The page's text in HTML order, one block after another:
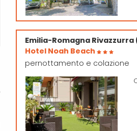
Emilia-Romagna Rivazzurra
Hotel Noah Beach
pernottamento e colazione